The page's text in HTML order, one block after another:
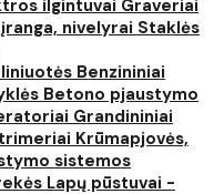
ilgintuvai Graveriai
nivelyrai Staklės
Benzininiai
Betono pjaustymo
Grandininiai
Krūmapjovės,
sistemos
Lapų pūstuvai -